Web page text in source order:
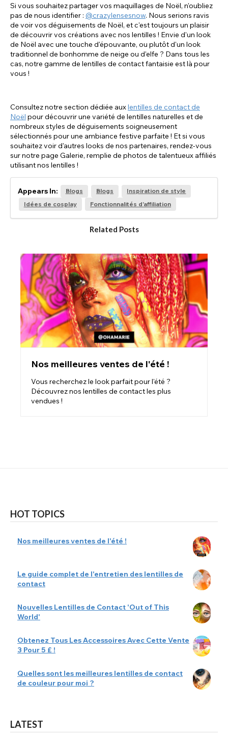
HOT TOPICS
Nos meilleures ventes de l'été !
Le guide complet de l'entretien des lentilles de
contact
Nouvelles Lentilles de Contact 'Out of This
World'
Obtenez Tous Les Accessoires Avec Cette Vente
3 Pour 5 £ !
Quelles sont les meilleures lentilles de contact
de couleur pour moi ?
LATEST
Si vous souhaitez partager vos maquillages de Noël, n'oubliez
pas de nous identifier : @crazylensesnow. Nous serions ravis
de voir vos déguisements de Noël, et c'est toujours un plaisir
de découvrir vos créations avec nos lentilles ! Envie d'un look
de Noël avec une touche d'épouvante, ou plutôt d'un look
traditionnel de bonhomme de neige ou d'elfe ? Dans tous les
cas, notre gamme de lentilles de contact fantaisie est là pour
vous !
Consultez notre section dédiée auxlentilles de contact de
Noël pour découvrir une variété de lentilles naturelles et de
nombreux styles de déguisements soigneusement
sélectionnés pour une ambiance festive parfaite ! Et si vous
souhaitez voir d'autres looks de nos partenaires, rendez-vous
sur notre page Galerie, remplie de photos de talentueux affiliés
utilisant nos lentilles !
Appears In: Blogs Blogs
Inspiration de style
Idées de cosplay
Fonctionnalités d'affiliation
Related Posts
Nos meilleures ventes de l'été !
Vous recherchez le look parfait pour l'été ?
Découvrez nos lentilles de contact les plus
vendues !